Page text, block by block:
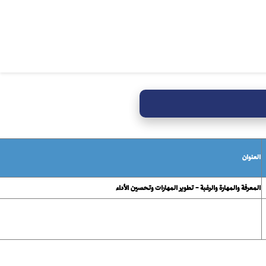
العنوان
المعرفة والمهارة والرغبة - تطوير المهارات وتحسين الأداء